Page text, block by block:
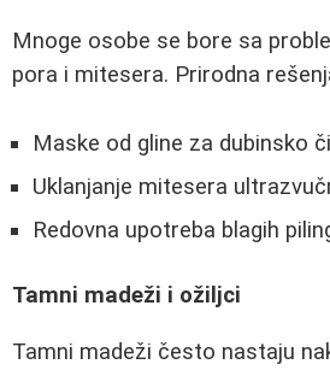
Mnoge osobe se bore sa
pora i mitesera. Prirodna
Maske od gline za dubinsko
Uklanjanje mitesera
Redovna upotreba blagih
Tamni madeži i ožiljci
Tamni madeži često nastaju